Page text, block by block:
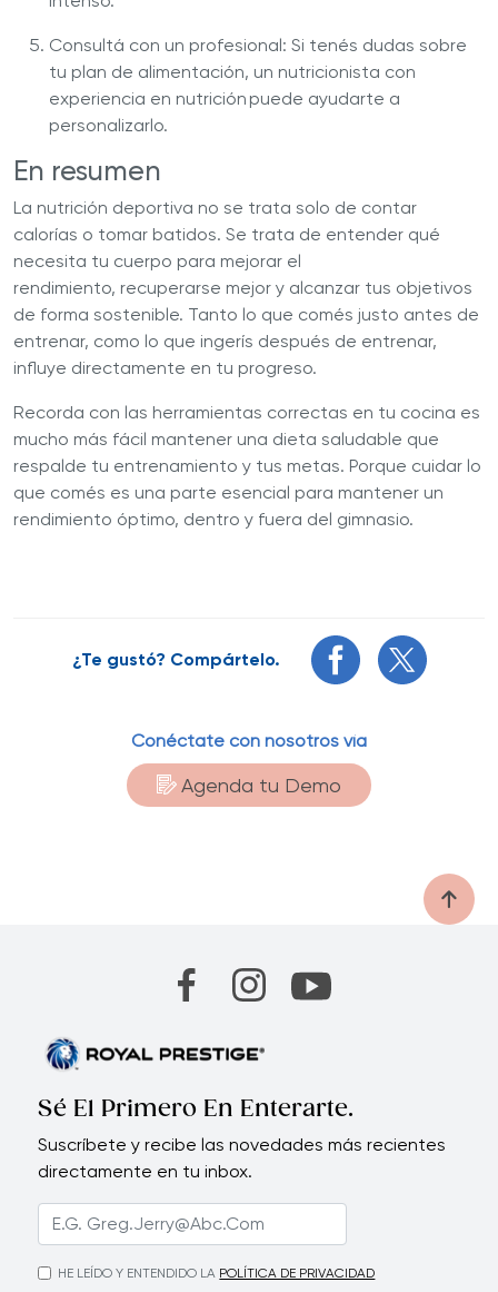
Consultá con un profesional: Si tenés dudas sobre
tu plan de alimentación, un nutricionista con
experiencia en nutrición puede ayudarte a
personalizarlo.
En resumen
La nutrición deportiva no se trata solo de contar
calorías o tomar batidos. Se trata de entender qué
necesita tu cuerpo para mejorar el
rendimiento, recuperarse mejor y alcanzar tus objetivos
de forma sostenible. Tanto lo que comés justo antes de
entrenar, como lo que ingerís después de entrenar,
influye directamente en tu progreso.
Recorda con las herramientas correctas en tu cocina es
mucho más fácil mantener una dieta saludable que
respalde tu entrenamiento y tus metas. Porque cuidar lo
que comés es una parte esencial para mantener un
rendimiento óptimo, dentro y fuera del gimnasio.
¿Te gustó? Compártelo.
Conéctate con nosotros vía
Agenda tu Demo
Sé El Primero En Enterarte.
Suscríbete y recibe las novedades más recientes
directamente en tu inbox.
HE LEÍDO Y ENTENDIDO LA POLÍTICA DE PRIVACIDAD